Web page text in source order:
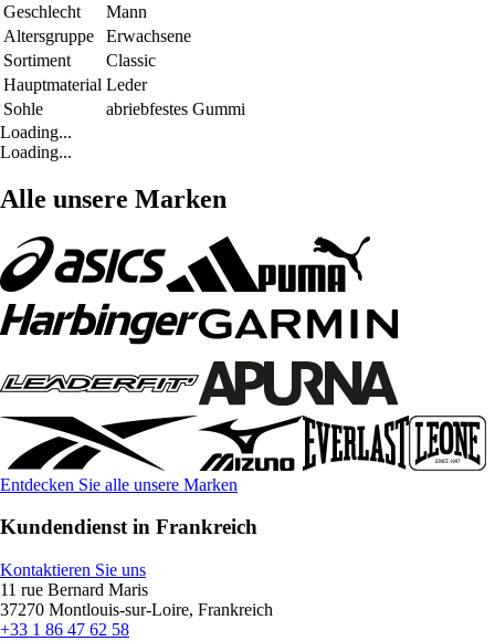
Geschlecht
Mann
Altersgruppe
Erwachsene
Sortiment
Classic
Hauptmaterial Leder
Sohle
abriebfestes Gummi
Loading...
Loading...
Alle unsere Marken
Entdecken Sie alle unsere Marken
Kundendienst in Frankreich
Kontaktieren Sie uns
11 rue Bernard Maris
37270 Montlouis-sur-Loire, Frankreich
+33 1 86 47 62 58